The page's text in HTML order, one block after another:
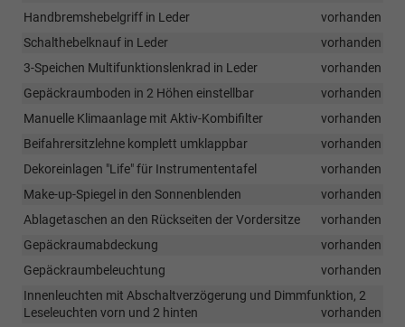
Handbremshebelgriff in Leder
vorhanden
Schalthebelknauf in Leder
vorhanden
3-Speichen Multifunktionslenkrad in Leder
vorhanden
Gepäckraumboden in 2 Höhen einstellbar
vorhanden
Manuelle Klimaanlage mit Aktiv-Kombifilter
vorhanden
Beifahrersitzlehne komplett umklappbar
vorhanden
Dekoreinlagen "Life" für Instrumententafel
vorhanden
Make-up-Spiegel in den Sonnenblenden
vorhanden
Ablagetaschen an den Rückseiten der Vordersitze
vorhanden
Gepäckraumabdeckung
vorhanden
Gepäckraumbeleuchtung
vorhanden
Innenleuchten mit Abschaltverzögerung und Dimmfunktion, 2
Leseleuchten vorn und 2 hinten
vorhanden